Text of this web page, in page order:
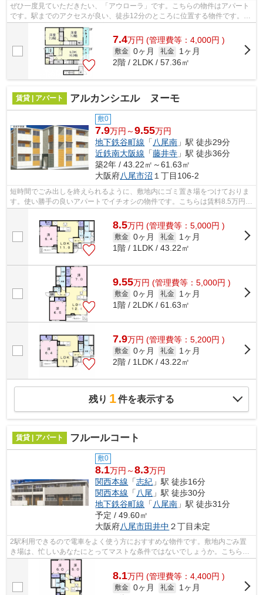
ぜひ一度見ていただきたい、「アウローラ」です。こちらの物件はアパート
です。駅までのアクセスが良い、徒歩12分のところに位置する物件です。賃
貸物件を探すなら、地域に密着した当...
7.4万円 (管理費等：4,000円 )
敷金 0ヶ月 礼金
1ヶ月
2階 / 2LDK / 57.36㎡
賃貸 | アパート アルカンシエル ヌーモ
敷0
7.9万円～9.55万円
地下鉄谷町線 「 八尾南 」駅 徒歩29分
近鉄南大阪線 「藤井寺 」駅 徒歩36分
築2年 / 43.22㎡～61.63㎡
大阪府八尾市沼 １丁目106-2
短時間でごみ出しを終えられるように、敷地内にゴミ置き場をつけておりま
す。使い勝手の良いアパートでイチオシの物件です。こちらは賃料8.5万円の
物件です。ぜひ一度見ていただきたい...
8.5万円 (管理費等：5,000円 )
敷金 0ヶ月 礼金
1ヶ月
1階 / 1LDK / 43.22㎡
9.55万円 (管理費等：5,000円 )
敷金 0ヶ月 礼金
1ヶ月
1階 / 2LDK / 61.63㎡
7.9万円 (管理費等：5,200円 )
敷金 0ヶ月 礼金
1ヶ月
2階 / 1LDK / 43.22㎡
残り 1件を表示する
賃貸 | アパート フルールコート
敷0
8.1万円～8.3万円
関西本線 「志紀 」駅 徒歩16分
関西本線 「八尾 」駅 徒歩30分
地下鉄谷町線 「八尾南 」駅 徒歩31分
予定 / 49.60㎡
大阪府八尾市田井中 ２丁目未定
2駅利用できるので電車をよく使う方におすすめな物件です。敷地内ごみ置
き場は、忙しいあなたにとってマストな条件ではないでしょうか。こちらの
物件はアパートです。当社スタッフが地...
8.1万円 (管理費等：4,400円 )
敷金 0ヶ月 礼金
1ヶ月